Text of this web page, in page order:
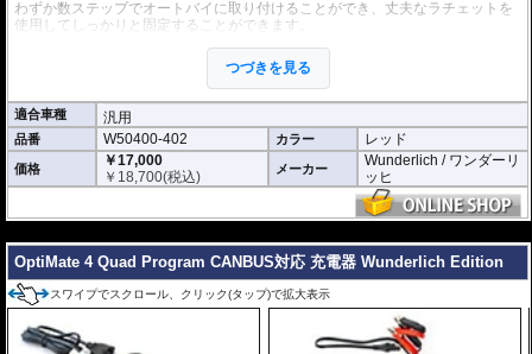
わずか数ステップでオートバイに取り付けることができ、丈夫なラチェットを
使用してしっかりと固定することができます。
つづきを見る
適合車種 汎用
品番 W50400-402 カラー レッド
価格
￥17,000
￥ 18,700(税込) メーカー
Wunderlich / ワンダーリ
ッヒ
OptiMate 4 Quad Program CANBUS対応 充電器 Wunderlich Edition
スワイプでスクロール、クリック(タップ)で拡大表示